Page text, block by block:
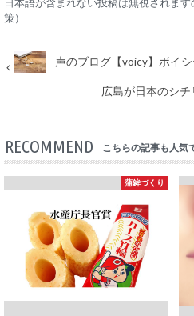
策）
声のブログ【voicy】ボイ
広島が日本のシ
RECOMMEND こちらの記事も人気
蒲鉾づくり